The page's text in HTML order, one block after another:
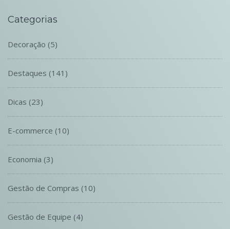
Categorias
Decoração (5)
Destaques (141)
Dicas (23)
E-commerce (10)
Economia (3)
Gestão de Compras (10)
Gestão de Equipe (4)